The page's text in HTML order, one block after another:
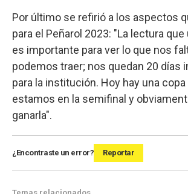
Por último se refirió a los aspectos
para el Peñarol 2023: "La lectura
es importante para ver lo que nos
podemos traer; nos quedan 20 días
para la institución. Hoy hay una
estamos en la semifinal y
ganarla".
¿Encontraste un error? Reportar